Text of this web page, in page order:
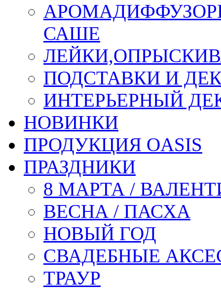
САШЕ
ПОДСТАВКИ И
ИНТЕРЬЕРНЫЙ
НОВИНКИ
ПРОДУКЦИЯ OASIS
ПРАЗДНИКИ
8 МАРТА /
ВЕСНА / ПАСХА
НОВЫЙ ГОД
СВАДЕБНЫЕ
ТРАУР